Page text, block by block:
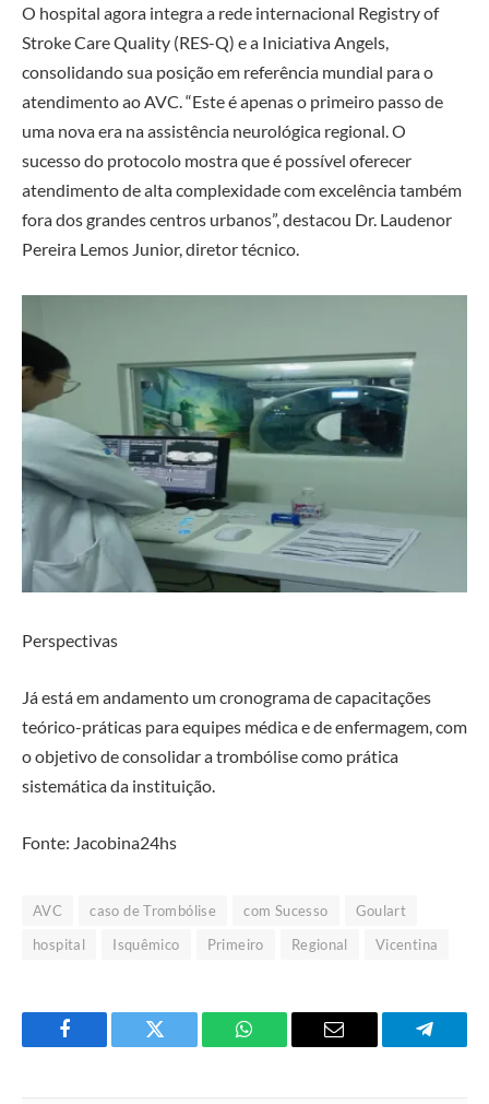
O hospital agora integra a rede internacional Registry of
Stroke Care Quality (RES-Q) e a Iniciativa Angels,
consolidando sua posição em referência mundial para o
atendimento ao AVC. “Este é apenas o primeiro passo de
uma nova era na assistência neurológica regional. O
sucesso do protocolo mostra que é possível oferecer
atendimento de alta complexidade com excelência também
fora dos grandes centros urbanos”, destacou Dr. Laudenor
Pereira Lemos Junior, diretor técnico.
Perspectivas
Já está em andamento um cronograma de capacitações
teórico-práticas para equipes médica e de enfermagem, com
o objetivo de consolidar a trombólise como prática
sistemática da instituição.
Fonte: Jacobina24hs
AVC caso de Trombólise com Sucesso
Goulart
hospital
Isquêmico Primeiro Regional Vicentina
Facebook Twitter
O
E-